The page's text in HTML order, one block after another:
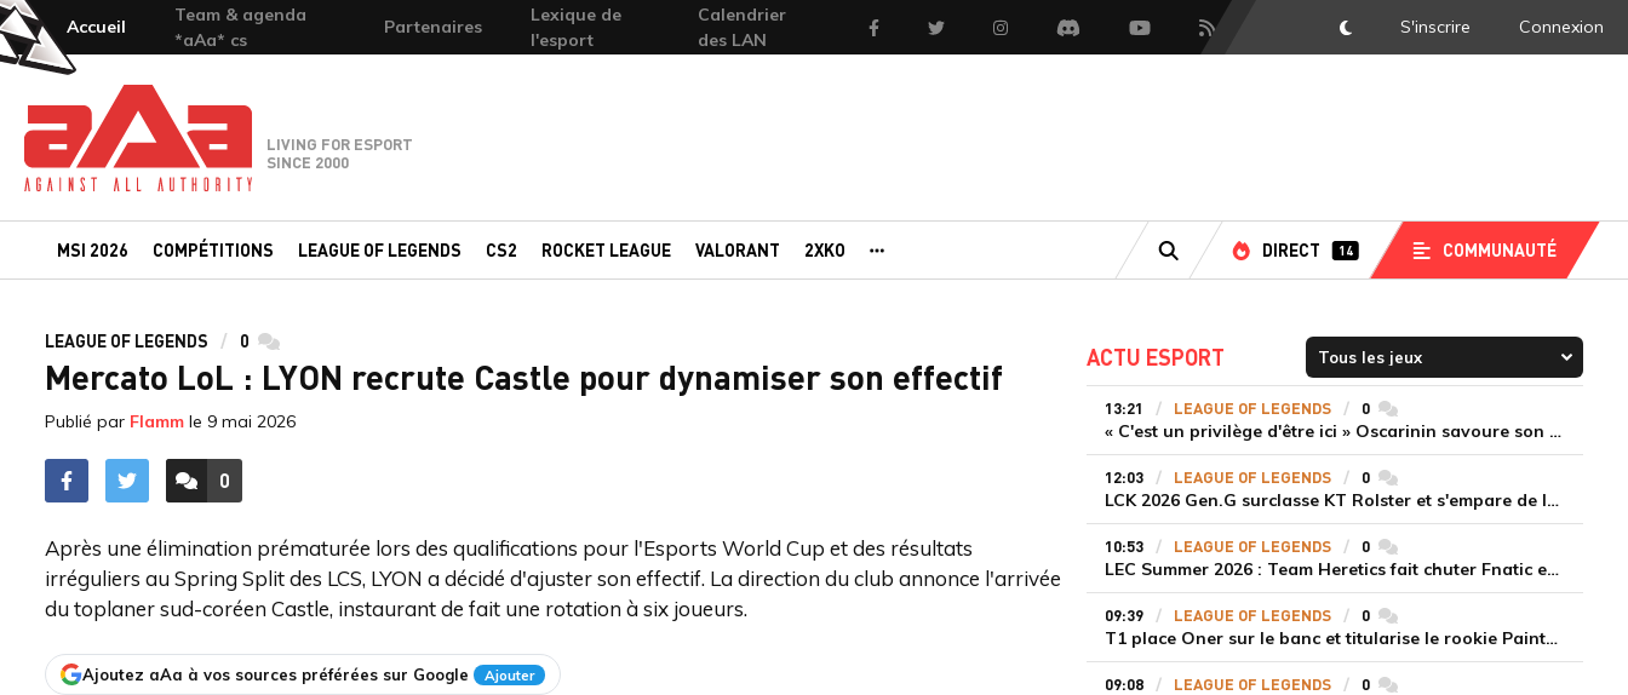
Accueil
Team & agenda
*aAa* cs
Partenaires
Lexique de
l'esport
Calendrier
des LAN
FacebookTwitter InstagramDiscord YoutubeFlux RSS DarkMode
S'inscrire Connexion
Team-aAa - against All authority
LIVING FOR ESPORT
SINCE 2000
MSI 2026 COMPÉTITIONS LEAGUE OF LEGENDS CS2 ROCKET LEAGUE VALORANT 2XKO
RECHERCHE
DIRECT 14 COMMUNAUTÉ
LEAGUE OF LEGENDS 0 commentaires
Mercato LoL : LYON recrute Castle pour dynamiser son effectif
Publié par Flamm le 9 mai 2026
ACCÉDER AUX
0
COMMENTAIRES
Après une élimination prématurée lors des qualifications pour l'Esports World Cup et des résultats
irréguliers au Spring Split des LCS, LYON a décidé d'ajuster son effectif. La direction du club annonce l'arrivée
du toplaner sud-coréen Castle, instaurant de fait une rotation à six joueurs.
Ajoutez aAa à vos sources préférées sur Google Ajouter
ACTU ESPORT
13:21 LEAGUE OF LEGENDS 0commentaires
« C'est un privilège d'être ici » Oscarinin savoure son retour en LEC et prépare sa revanche
12:03 LEAGUE OF LEGENDS 0commentaires
LCK 2026 Gen.G surclasse KT Rolster et s'empare de la deuxième place du Legend Group
10:53 LEAGUE OF LEGENDS 0commentaires
LEC Summer 2026 : Team Heretics fait chuter Fnatic et lance enfin sa saison estivale
09:39 LEAGUE OF LEGENDS 0commentaires
T1 place Oner sur le banc et titularise le rookie Painter face à Hanwha Life Esports
09:08 LEAGUE OF LEGENDS 0commentaires